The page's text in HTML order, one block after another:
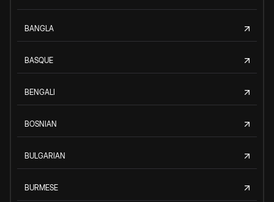
BANGLA
BASQUE
BENGALI
BOSNIAN
BULGARIAN
BURMESE